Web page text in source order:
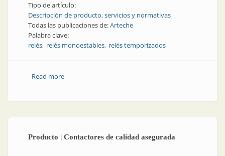
Tipo de artículo:
Descripción de producto, servicios y normativas
Todas las publicaciones de:Arteche
Palabra clave:
relés relés monoestables relés temporizados
Read moreabout Producto | Relés para sistemas eléctricos de
Producto | Contactores de calidad asegurada